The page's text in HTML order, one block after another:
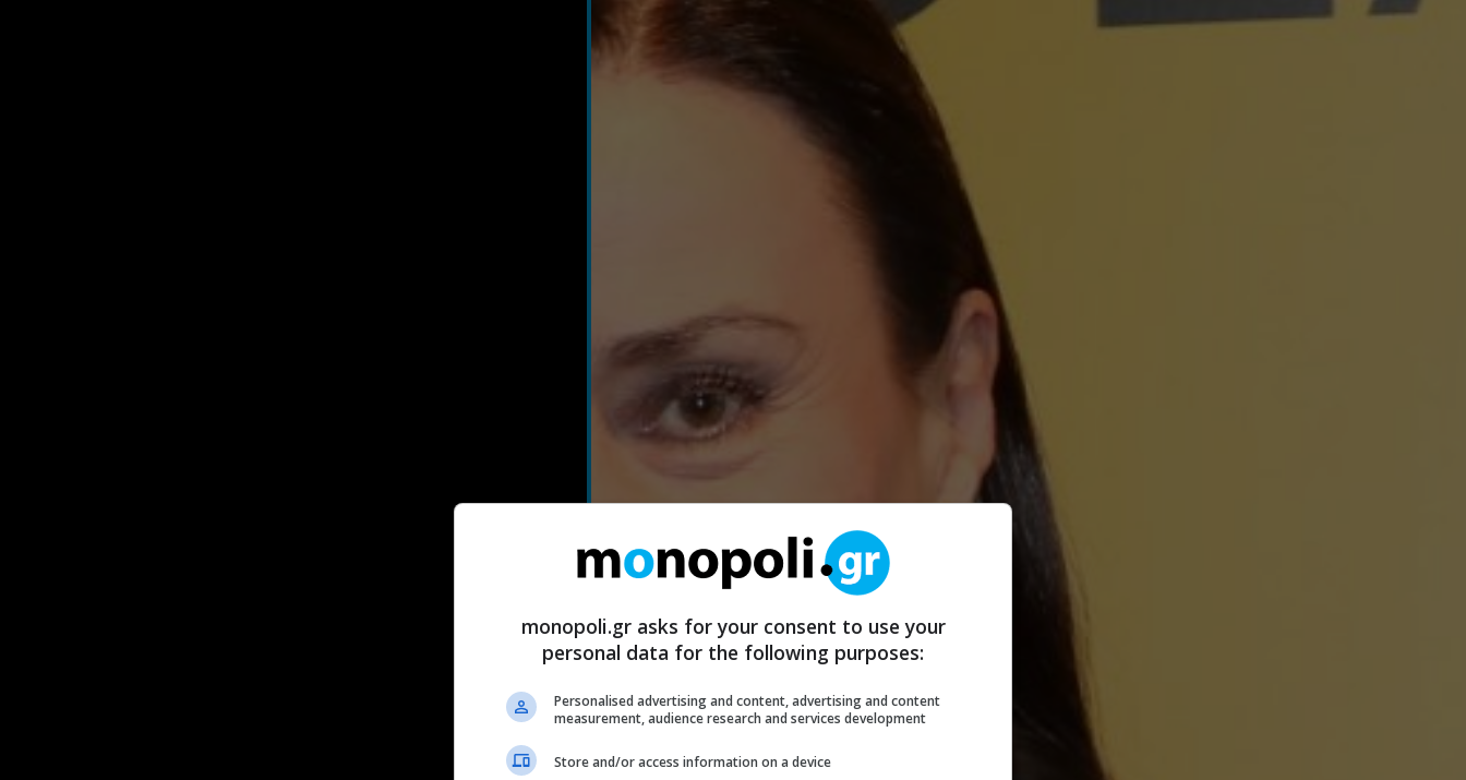
monopoli.gr asks for your consent to use your
personal data for the following purposes:
Personalised advertising and content, advertising and content
measurement, audience research and services development
Store and/or access information on a device